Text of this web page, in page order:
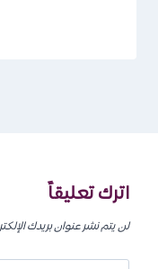
اترك تعليقاً
لن يتم نشر عنوان بريدك